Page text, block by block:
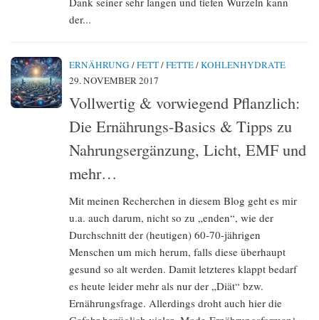
der...
ERNÄHRUNG /FETT/FETTE/KOHLENHYDRATE
29. NOVEMBER 2017
Vollwertig & vorwiegend Pflanzlich:
Die Ernährungs-Basics & Tipps zu
Nahrungsergänzung, Licht, EMF und
mehr…
Mit meinen Recherchen in diesem Blog geht es mir
u.a. auch darum, nicht so zu „enden“, wie der
Durchschnitt der (heutigen) 60-70-jährigen
Menschen um mich herum, falls diese überhaupt
gesund so alt werden. Damit letzteres klappt bedarf
es heute leider mehr als nur der „Diät“ bzw.
Ernährungsfrage. Allerdings droht auch hier die